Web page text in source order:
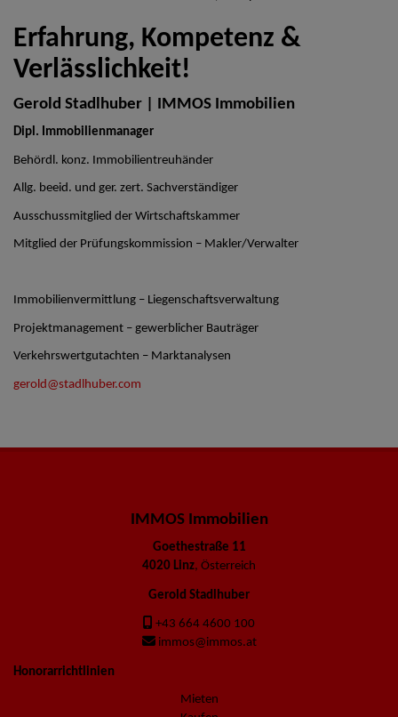
Erfahrung, Kompetenz &
Verlässlichkeit!
Gerold Stadlhuber | IMMOS Immobilien
Dipl. Immobilienmanager
Behördl. konz. Immobilientreuhänder
Allg. beeid. und ger. zert. Sachverständiger
Ausschussmitglied der Wirtschaftskammer
Mitglied der Prüfungskommission – Makler/Verwalter
Immobilienvermittlung – Liegenschaftsverwaltung
Projektmanagement – gewerblicher Bauträger
Verkehrswertgutachten – Marktanalysen
gerold@stadlhuber.com
IMMOS Immobilien
Goethestraße 11
4020 Linz, Österreich
Gerold Stadlhuber
+43 664 4600 100
immos@immos.at
Honorarrichtlinien
Mieten